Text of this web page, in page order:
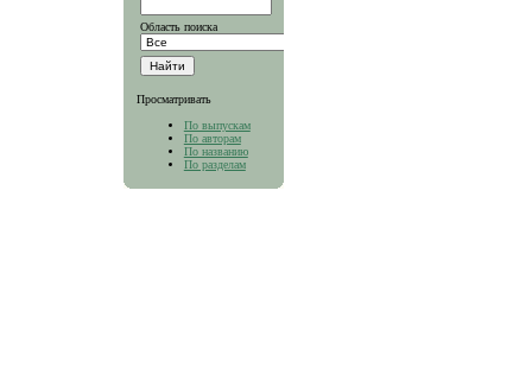
Область поиска
Просматривать
По выпускам
По авторам
По названию
По разделам